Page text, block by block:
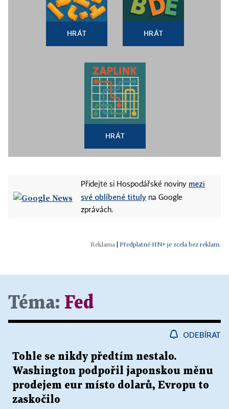
HRÁT HRÁT
HRÁT
Přidejte si Hospodářské noviny mezi
své oblíbené tituly na Google
zprávách.
Předplatné HN+ je zcela bez reklam.
Téma: Fed
ODEBÍRAT
Tohle se nikdy předtím nestalo.
Washington podpořil japonskou měnu
prodejem eur místo dolarů, Evropu to
zaskočilo